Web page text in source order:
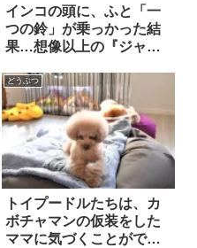
インコの頭に、ふと「一
つの鈴」が乗っかった結
果…想像以上の『ジャス
らず笑った！！
どうぶつ
トイプードルたちは、カ
ボチャマンの仮装をした
ママに気づくことができ